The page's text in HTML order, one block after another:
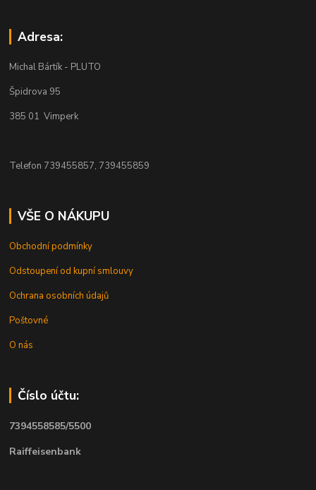
Adresa:
Michal Bártík - PLUTO
Špidrova 95
385 01 Vimperk
Telefon 739455857, 739455859
VŠE O NÁKUPU
Obchodní podmínky
Odstoupení od kupní smlouvy
Ochrana osobních údajů
Poštovné
O nás
Číslo účtu:
7394558585/5500
Raiffeisenbank